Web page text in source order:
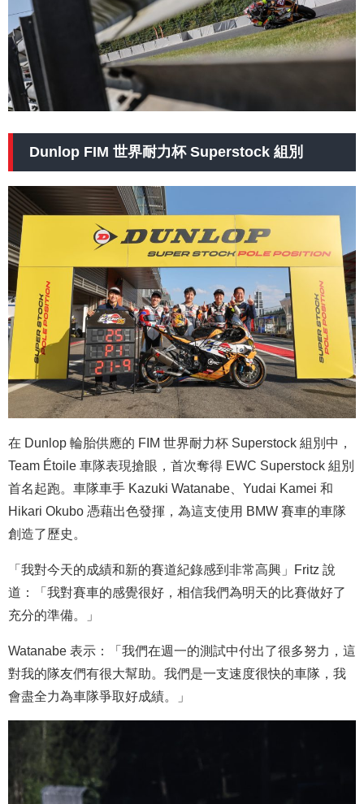
Dunlop FIM 世界耐力杯 Superstock 組別
在 Dunlop 輪胎供應的 FIM 世界耐力杯 Superstock 組別中，
Team Étoile 車隊表現搶眼，首次奪得 EWC Superstock 組別
首名起跑。車隊車手 Kazuki Watanabe、Yudai Kamei 和
Hikari Okubo 憑藉出色發揮，為這支使用 BMW 賽車的車隊
創造了歷史。
「我對今天的成績和新的賽道紀錄感到非常高興」Fritz 說
道：「我對賽車的感覺很好，相信我們為明天的比賽做好了
充分的準備。」
Watanabe 表示：「我們在週一的測試中付出了很多努力，這
對我的隊友們有很大幫助。我們是一支速度很快的車隊，我
會盡全力為車隊爭取好成績。」